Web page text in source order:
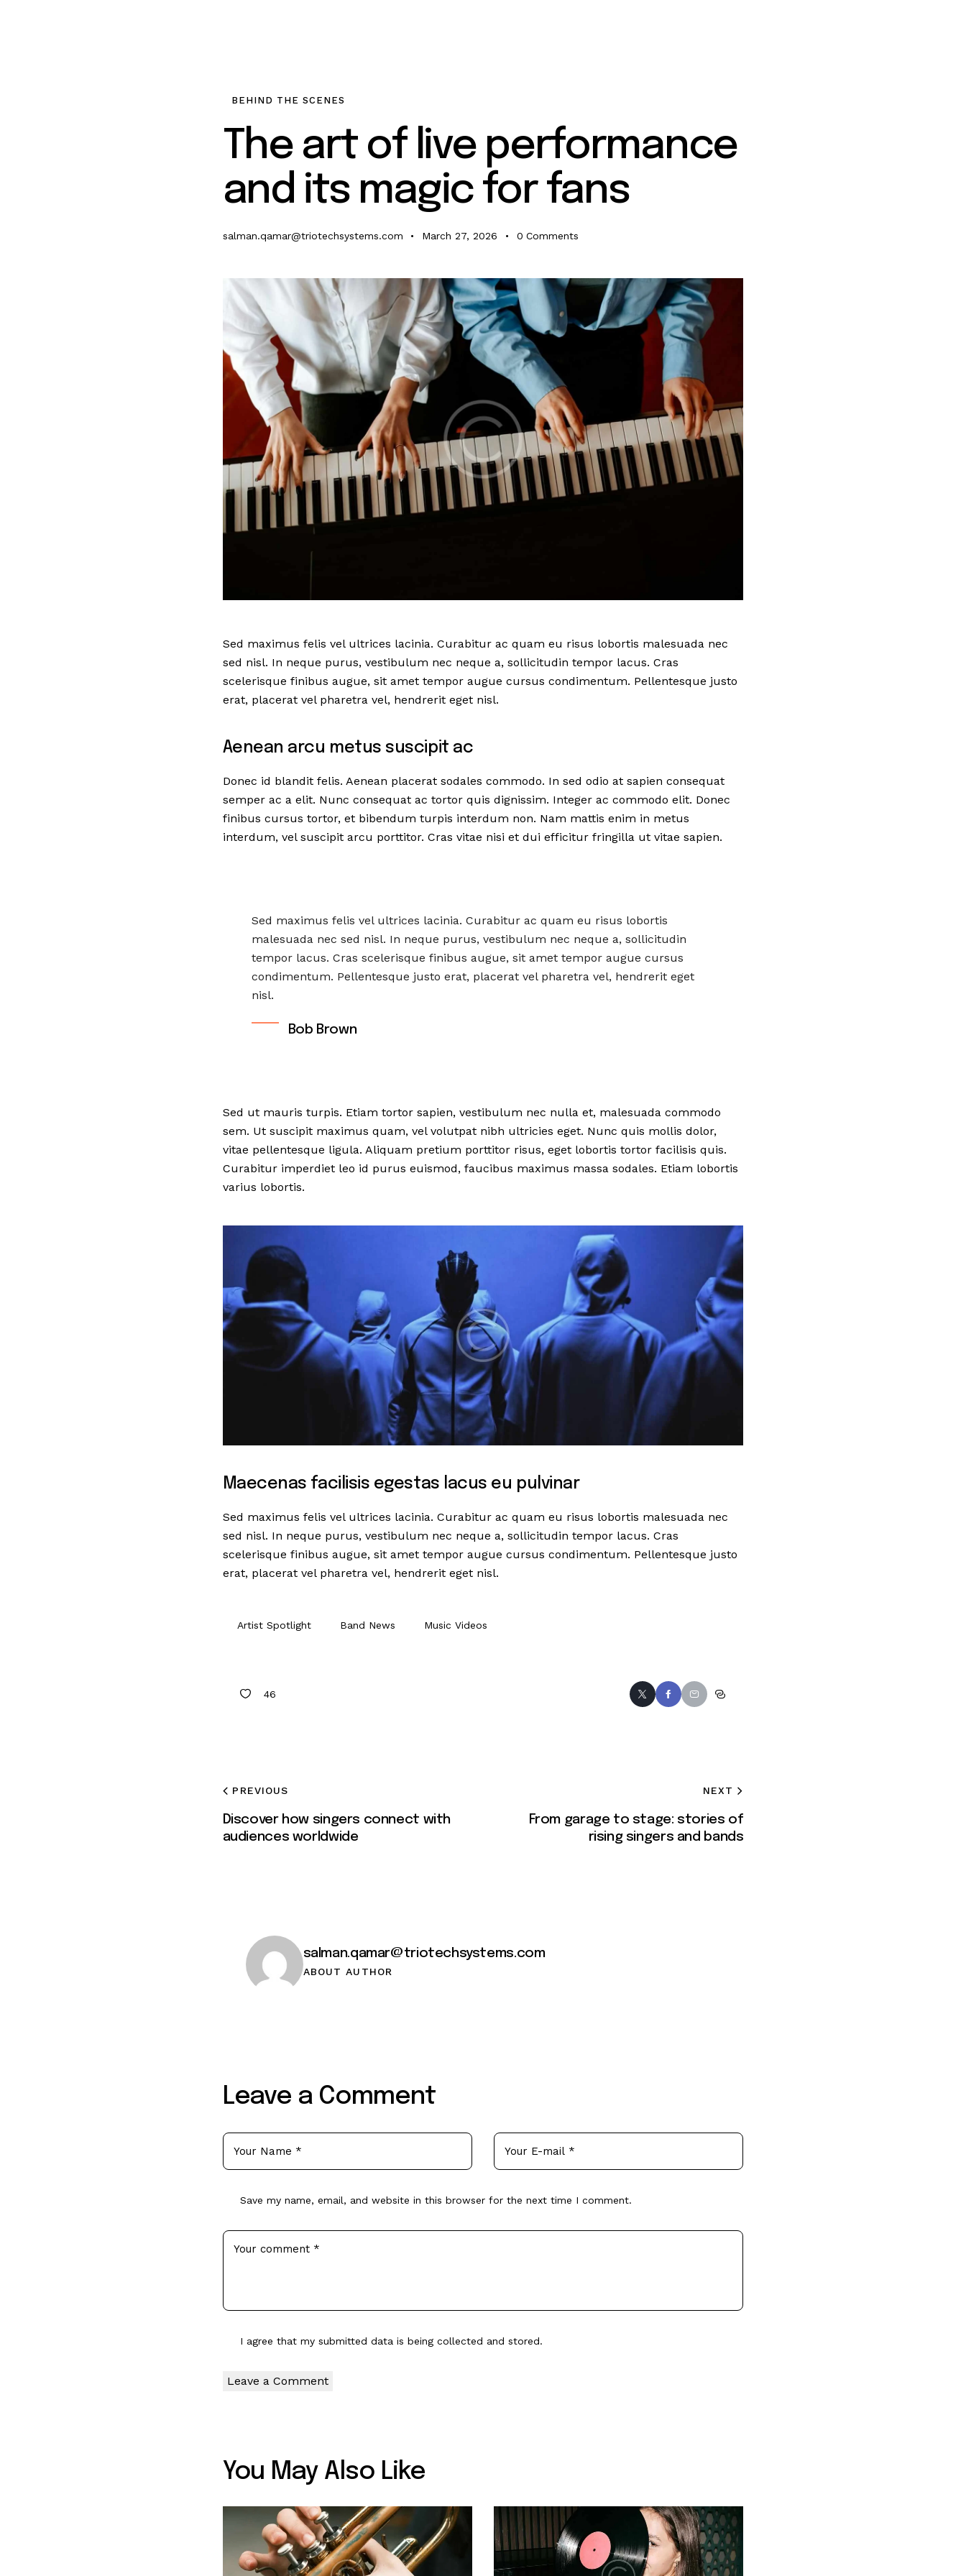
BEHIND THE SCENES
The art of live performance
and its magic for fans
salman.qamar@triotechsystems.com March 27, 2026 0 Comments
Sed maximus felis vel ultrices lacinia. Curabitur ac quam eu risus lobortis malesuada nec
sed nisl. In neque purus, vestibulum nec neque a, sollicitudin tempor lacus. Cras
scelerisque finibus augue, sit amet tempor augue cursus condimentum. Pellentesque justo
erat, placerat vel pharetra vel, hendrerit eget nisl.
Aenean arcu metus suscipit ac
Donec id blandit felis. Aenean placerat sodales commodo. In sed odio at sapien consequat
semper ac a elit. Nunc consequat ac tortor quis dignissim. Integer ac commodo elit. Donec
finibus cursus tortor, et bibendum turpis interdum non. Nam mattis enim in metus
interdum, vel suscipit arcu porttitor. Cras vitae nisi et dui efficitur fringilla ut vitae sapien.
Sed maximus felis vel ultrices lacinia. Curabitur ac quam eu risus lobortis
malesuada nec sed nisl. In neque purus, vestibulum nec neque a, sollicitudin
tempor lacus. Cras scelerisque finibus augue, sit amet tempor augue cursus
condimentum. Pellentesque justo erat, placerat vel pharetra vel, hendrerit eget
nisl.
Bob Brown
Sed ut mauris turpis. Etiam tortor sapien, vestibulum nec nulla et, malesuada commodo
sem. Ut suscipit maximus quam, vel volutpat nibh ultricies eget. Nunc quis mollis dolor,
vitae pellentesque ligula. Aliquam pretium porttitor risus, eget lobortis tortor facilisis quis.
Curabitur imperdiet leo id purus euismod, faucibus maximus massa sodales. Etiam lobortis
varius lobortis.
Maecenas facilisis egestas lacus eu pulvinar
Sed maximus felis vel ultrices lacinia. Curabitur ac quam eu risus lobortis malesuada nec
sed nisl. In neque purus, vestibulum nec neque a, sollicitudin tempor lacus. Cras
scelerisque finibus augue, sit amet tempor augue cursus condimentum. Pellentesque justo
erat, placerat vel pharetra vel, hendrerit eget nisl.
Artist Spotlight Band News Music Videos
46
PREVIOUS
Discover how singers connect with
audiences worldwide
NEXT
From garage to stage: stories of
rising singers and bands
salman.qamar@triotechsystems.com
ABOUT AUTHOR
Leave a Comment
Save my name, email, and website in this browser for the next time I comment.
I agree that my submitted data is being collected and stored.
You May Also Like